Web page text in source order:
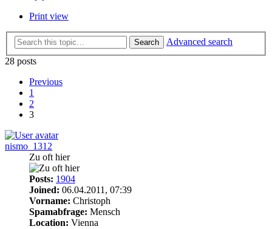
Print view
Search
Advanced search
28 posts
Previous
1
2
3
nismo_1312
Zu oft hier
Posts: 1904
Joined: 06.04.2011, 07:39
Vorname: Christoph
Spamabfrage: Mensch
Location: Vienna